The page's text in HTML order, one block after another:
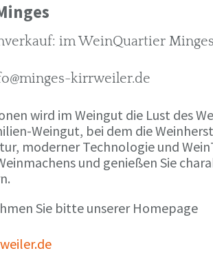
im WeinQuartier Minges
kirrweiler.de
wird im Weingut die Lust des
Weingut, bei dem die
moderner Technologie und
und genießen Sie
Sie bitte unserer Homepage